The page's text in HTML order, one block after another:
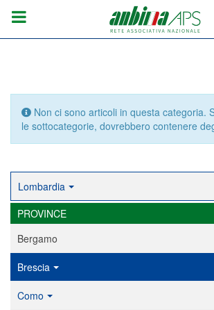
Info
Non ci sono articoli in questa categoria.
le sottocategorie, dovrebbero contenere
Lombardia
PROVINCE
Bergamo
Brescia
Como